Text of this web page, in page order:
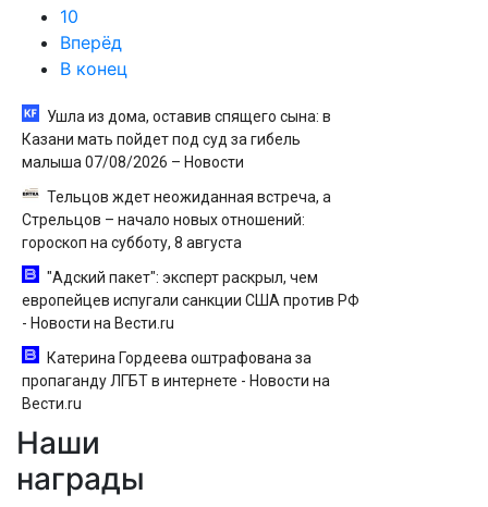
10
Вперёд
В конец
Ушла из дома, оставив спящего сына: в
Казани мать пойдет под суд за гибель
малыша 07/08/2026 – Новости
Тельцов ждет неожиданная встреча, а
Стрельцов – начало новых отношений:
гороскоп на субботу, 8 августа
"Адский пакет": эксперт раскрыл, чем
европейцев испугали санкции США против РФ
- Новости на Вести.ru
Катерина Гордеева оштрафована за
пропаганду ЛГБТ в интернете - Новости на
Вести.ru
«Обманывают РЛС»: выяснилось, как
Наши
награды